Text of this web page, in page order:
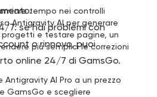
7: se hai problemi con
o rinnovo, puoi
online 24/7 di GamsGo.
tempo nei controlli
Antigravity AI per generare
e testare pagine, un
più semplici le correzioni
Antigravity AI Pro a un prezzo
GamsGo e scegliere